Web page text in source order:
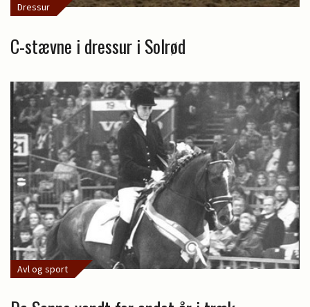
Dressur
C-stævne i dressur i Solrød
Avl og sport